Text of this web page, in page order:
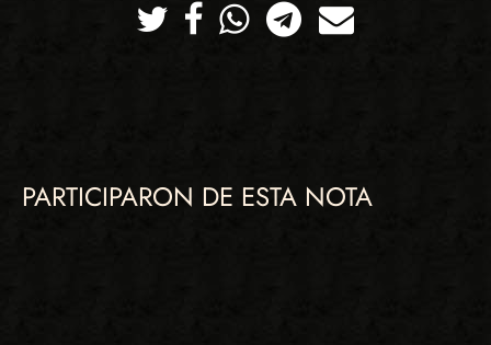
TwitterFacebookWhatsappTelegramCorreo
PARTICIPARON DE ESTA NOTA